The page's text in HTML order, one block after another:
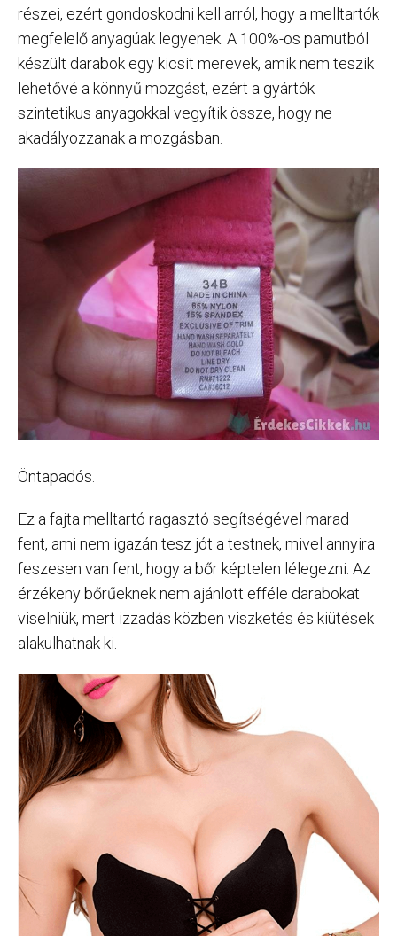
részei, ezért gondoskodni kell arról, hogy a melltartók
megfelelő anyagúak legyenek. A 100%-os pamutból
készült darabok egy kicsit merevek, amik nem teszik
lehetővé a könnyű mozgást, ezért a gyártók
szintetikus anyagokkal vegyítik össze, hogy ne
akadályozzanak a mozgásban.
Öntapadós.
Ez a fajta melltartó ragasztó segítségével marad
fent, ami nem igazán tesz jót a testnek, mivel annyira
feszesen van fent, hogy a bőr képtelen lélegezni. Az
érzékeny bőrűeknek nem ajánlott efféle darabokat
viselniük, mert izzadás közben viszketés és kiütések
alakulhatnak ki.